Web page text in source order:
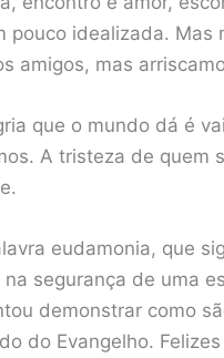
pouco idealizada.
amigos, mas
que o mundo dá é
A tristeza de quem
eudamonia, que
segurança de uma
demonstrar como
do Evangelho.